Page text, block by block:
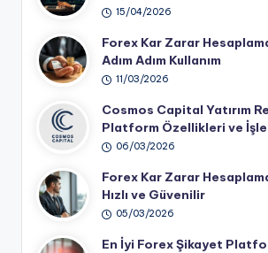
15/04/2026
Forex Kar Zarar
Adım Adım Kullanım
11/03/2026
Cosmos Capital Yatırım
Platform Özellikleri ve
06/03/2026
Forex Kar Zarar
Hızlı ve Güvenilir
05/03/2026
En İyi Forex Şikayet